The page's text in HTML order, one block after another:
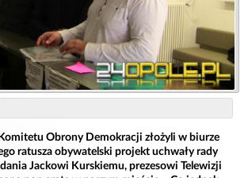
Obrony Demokracji złożyli w biurze
ratusza obywatelski projekt uchwały rady
Jackowi Kurskiemu, prezesowi Telewizji